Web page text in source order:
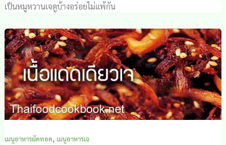
เป็นหมูหวานเจดูบ้างอร่อยไม่แพ้กัน
เมนูอาหารผัดทอด, เมนูอาหารเจ